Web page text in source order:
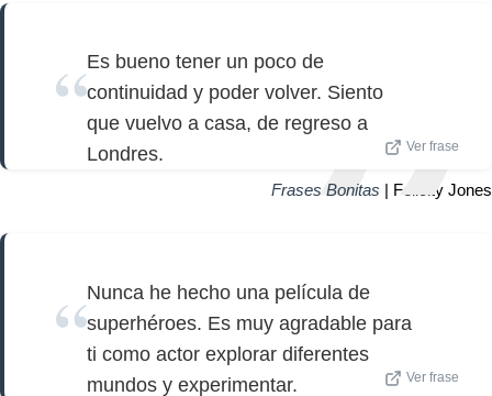
Es bueno tener un poco de
continuidad y poder volver. Siento
que vuelvo a casa, de regreso a
Londres.
Ver frase
Frases Bonitas | Felicity Jones
Nunca he hecho una película de
superhéroes. Es muy agradable para
ti como actor explorar diferentes
mundos y experimentar.
Ver frase